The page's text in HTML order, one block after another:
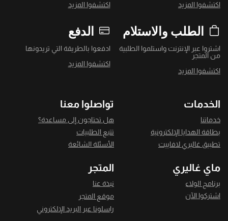
اكتشفوا المزيد
اكتشفوا المزيد
الطلب والاستلام
اشتروا عبر الإنترنت واستلموا الطلبية
من المتجر
اكتشفوا المزيد
الدفع
ادفعوا بالطريقة التي تريدونها
اكتشفوا المزيد
الخدمات
خدماتنا
بطاقة الهدايا الإلكترونية
تطبيق غاليري لافاييت
تواصلوا معنا
هل تحتاجون إلى مساعدة؟
تتبع الطلبيات
الأسئلة الشائعة
ماي غاليري
برنامج الولاء
اشتركوا الآن
المتجر
نبذة عنا
موقع المتجر
راسلونا عبر البريد الإلكتروني